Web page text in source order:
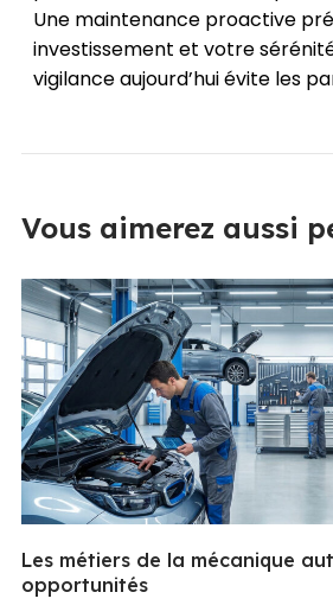
Une maintenance proactive
investissement et votre
vigilance aujourd’hui évite les
Vous aimerez aussi
Les métiers de la mécanique
opportunités